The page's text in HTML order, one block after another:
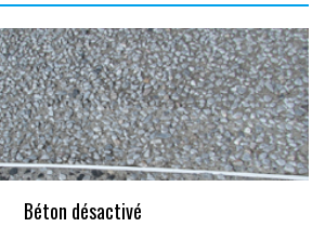
Béton désactivé